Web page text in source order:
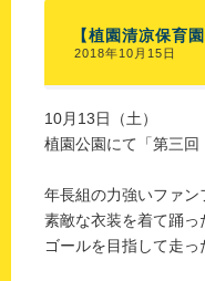
【植園清凉保育
2018年10月15日
10月13日（土）
植園公園にて「第三
年長組の力強いファン
素敵な衣装を着て踊っ
ゴールを目指して走っ